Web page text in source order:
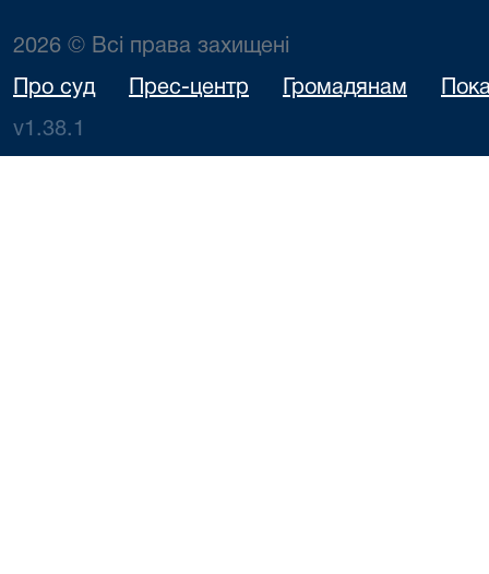
2026 © Всі права захищені
Про суд Прес-центр Громадянам
v1.38.1